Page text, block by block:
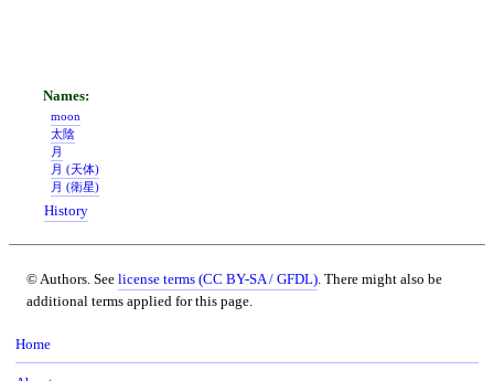
moon
太陰
月
月 (天体)
月 (衛星)
History
© Authors. See license terms (CC BY-SA / GFDL). There might also be
additional terms applied for this page.
Home